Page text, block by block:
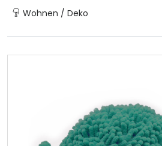
Wohnen / Deko